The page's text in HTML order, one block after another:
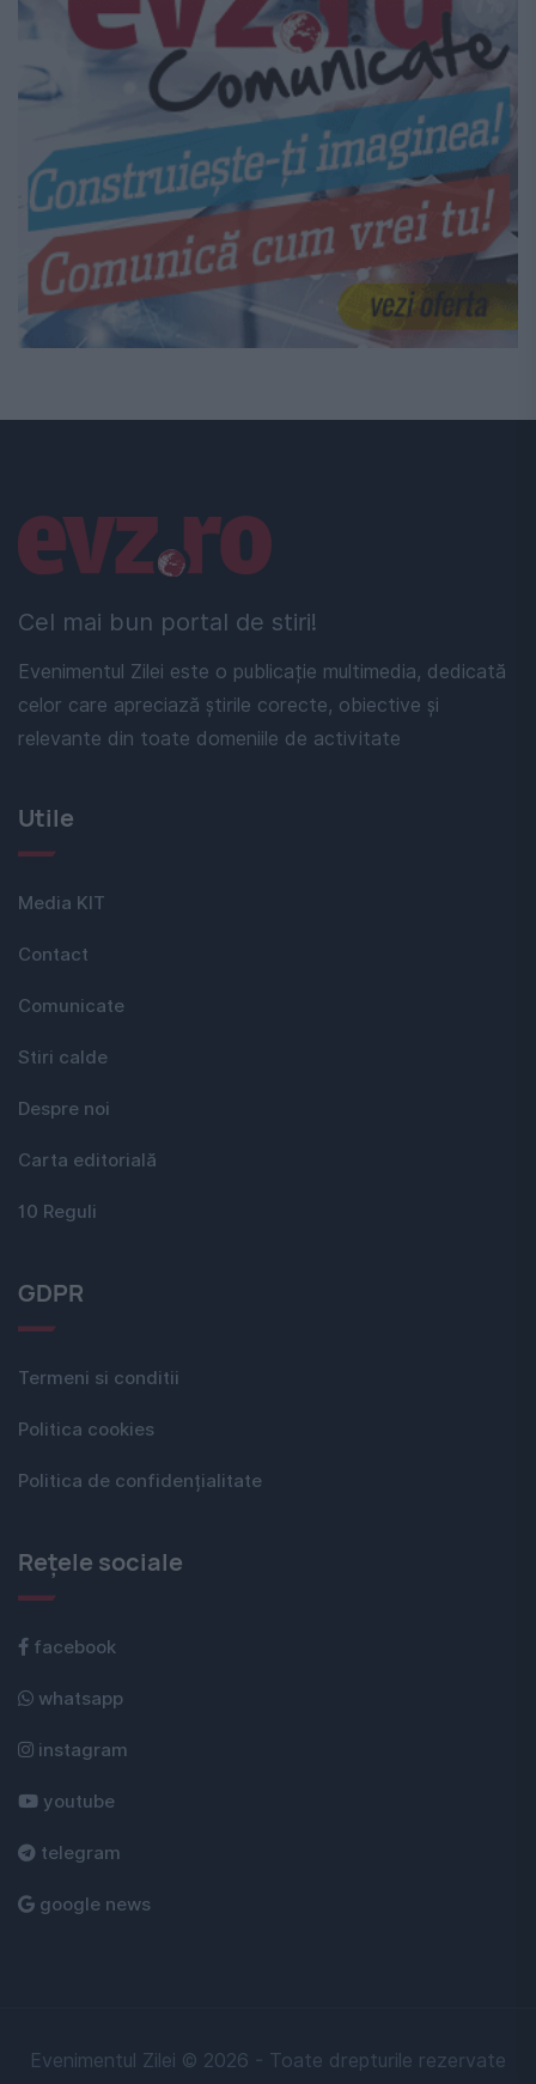
Cel mai bun portal de stiri!
Evenimentul Zilei este o publicație multimedia, dedicată
celor care apreciază știrile corecte, obiective și
relevante din toate domeniile de activitate
Linkuri utile
Utile
Media KIT
Contact
Comunicate
Stiri calde
Despre noi
Carta editorială
10 Reguli
GDPR
Termeni si conditii
Politica cookies
Politica de confidențialitate
Rețele sociale
facebook
whatsapp
instagram
youtube
telegram
google news
Evenimentul Zilei © 2026 - Toate drepturile rezervate